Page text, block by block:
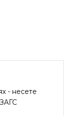
- несете